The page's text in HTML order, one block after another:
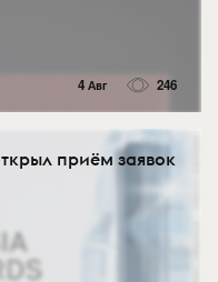
4 Авг 246
приём заявок